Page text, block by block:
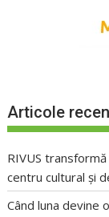
Articole
RIVUS
centru cultural și
Când luna devine